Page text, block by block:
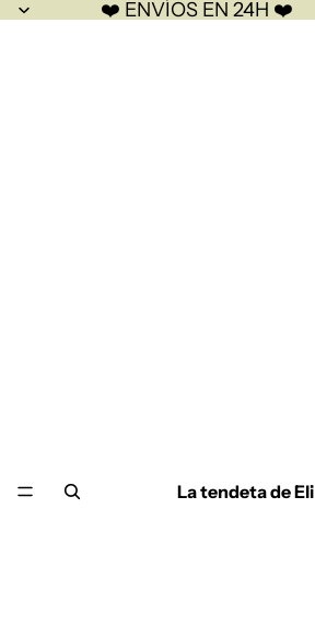
❤️ ENVÍOS EN 24H ❤️
La tendeta de Eli